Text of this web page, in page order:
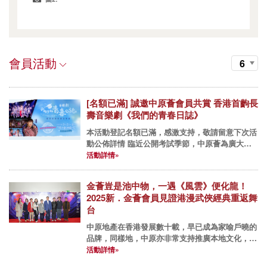
會員活動 6
[名額已滿] 誠邀中原薈會員共賞 香港首齣長
壽音樂劇《我們的青春日誌》
本活動登記名額已滿，感激支持，敬請留意下次活
動公佈詳情 臨近公開考試季節，中原薈為廣大會
員帶來一齣被譽為「學生、家長、老師必睇的香港
活動詳情»
金薈豈是池中物，一遇《風雲》便化龍！
2025新．金薈會員見證港漫武俠經典重返舞
台
中原地產在香港發展數十載，早已成為家喻戶曉的
品牌，同樣地，中原亦非常支持推廣本地文化，延
續經典。近日，中原薈特別贊助了香港舞蹈團聯乘
活動詳情»